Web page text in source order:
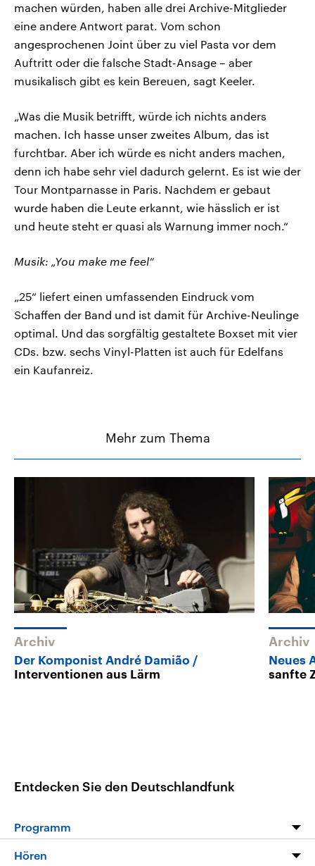
machen würden, haben alle drei Archive-Mitglieder
eine andere Antwort parat. Vom schon
angesprochenen Joint über zu viel Pasta vor dem
Auftritt oder die falsche Stadt-Ansage – aber
musikalisch gibt es kein Bereuen, sagt Keeler.
„Was die Musik betrifft, würde ich nichts anders
machen. Ich hasse unser zweites Album, das ist
furchtbar. Aber ich würde es nicht anders machen,
denn ich habe sehr viel dadurch gelernt. Es ist wie der
Tour Montparnasse in Paris. Nachdem er gebaut
wurde haben die Leute erkannt, wie hässlich er ist
und heute steht er quasi als Warnung immer noch.“
Musik: „You make me feel“
„25“ liefert einen umfassenden Eindruck vom
Schaffen der Band und ist damit für Archive-Neulinge
optimal. Und das sorgfältig gestaltete Boxset mit vier
CDs. bzw. sechs Vinyl-Platten ist auch für Edelfans
ein Kaufanreiz.
Mehr zum Thema
Archiv
Der Komponist André Damião
Interventionen aus Lärm
Archiv
Neues
sanfte
Entdecken Sie den Deutschlandfunk
Programm
Programm
Hören